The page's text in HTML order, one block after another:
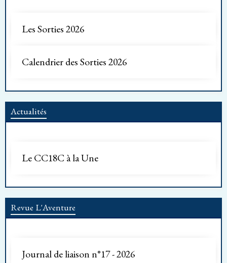
Les Sorties 2026
Calendrier des Sorties 2026
Actualités
Le CC18C à la Une
Revue L'Aventure
Journal de liaison n°17 - 2026